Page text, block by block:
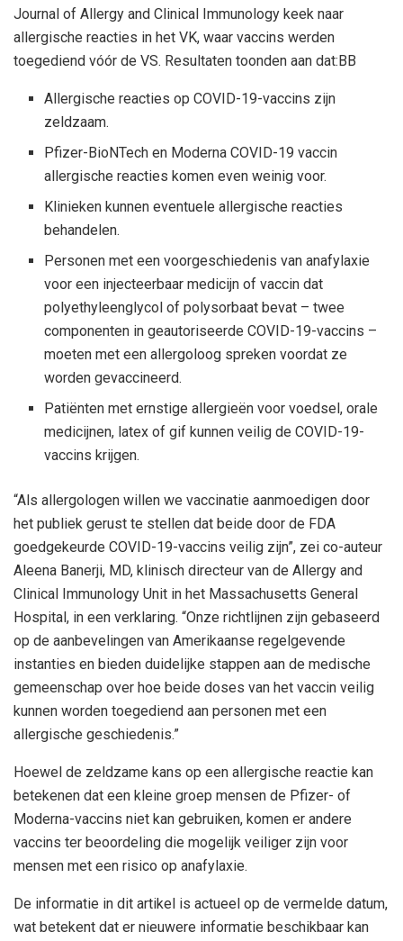
Journal of Allergy and Clinical Immunology keek naar
allergische reacties in het VK, waar vaccins werden
toegediend vóór de VS. Resultaten toonden aan dat: B B
Allergische reacties op COVID-19-vaccins zijn
zeldzaam.
Pfizer-BioNTech en Moderna COVID-19 vaccin
allergische reacties komen even weinig voor.
Klinieken kunnen eventuele allergische reacties
behandelen.
Personen met een voorgeschiedenis van anafylaxie
voor een injecteerbaar medicijn of vaccin dat
polyethyleenglycol of polysorbaat bevat – twee
componenten in geautoriseerde COVID-19-vaccins –
moeten met een allergoloog spreken voordat ze
worden gevaccineerd.
Patiënten met ernstige allergieën voor voedsel, orale
medicijnen, latex of gif kunnen veilig de COVID-19-
vaccins krijgen.
“Als allergologen willen we vaccinatie aanmoedigen door
het publiek gerust te stellen dat beide door de FDA
goedgekeurde COVID-19-vaccins veilig zijn”, zei co-auteur
Aleena Banerji, MD, klinisch directeur van de Allergy and
Clinical Immunology Unit in het Massachusetts General
Hospital, in een verklaring. “Onze richtlijnen zijn gebaseerd
op de aanbevelingen van Amerikaanse regelgevende
instanties en bieden duidelijke stappen aan de medische
gemeenschap over hoe beide doses van het vaccin veilig
kunnen worden toegediend aan personen met een
allergische geschiedenis.”
Hoewel de zeldzame kans op een allergische reactie kan
betekenen dat een kleine groep mensen de Pfizer- of
Moderna-vaccins niet kan gebruiken, komen er andere
vaccins ter beoordeling die mogelijk veiliger zijn voor
mensen met een risico op anafylaxie.
De informatie in dit artikel is actueel op de vermelde datum,
wat betekent dat er nieuwere informatie beschikbaar kan